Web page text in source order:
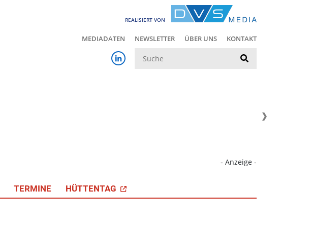
REALISIERT VON
MEDIADATEN NEWSLETTER ÜBER UNS KONTAKT
- Anzeige -
TERMINE HÜTTENTAG